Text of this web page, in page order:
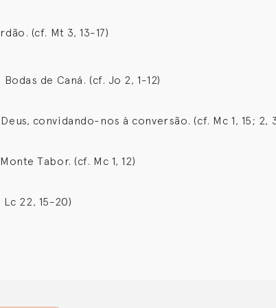
(cf. Mt 3, 13-17)
de Caná. (cf. Jo 2, 1-12)
convidando-nos à conversão. (cf. Mc 1, 15; 2,
Tabor. (cf. Mc 1, 12)
22, 15-20)